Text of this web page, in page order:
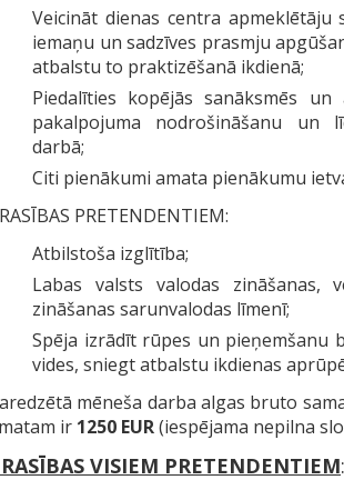
Veicināt dienas centra apmeklētāju
iemaņu un sadzīves prasmju
atbalstu to praktizēšanā ikdienā;
Piedalīties kopējās sanāksmēs un
pakalpojuma nodrošināšanu un
darbā;
Citi pienākumi amata pienākumu
PRETENDENTIEM:
Atbilstoša izglītība;
Labas valsts valodas zināšanas,
zināšanas sarunvalodas līmenī;
Spēja izrādīt rūpes un pieņemšanu
vides, sniegt atbalstu ikdienas
mēneša darba algas bruto
ir 1250 EUR(iespējama nepilna
VISIEM PRETENDENTIEM: